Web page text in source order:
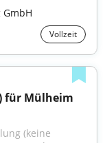
GmbH
Vollzeit
für Mülheim
(keine